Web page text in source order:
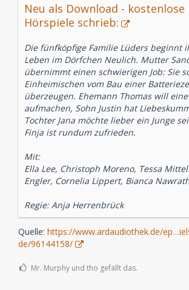
Neu als Download - kostenlose
Hörspiele schrieb:
Die fünfköpfige Familie Lüders beginnt
Leben im Dörfchen Neulich. Mutter
übernimmt einen schwierigen Job: Sie
Einheimischen vom Bau einer
überzeugen. Ehemann Thomas will
aufmachen, Sohn Justin hat
Tochter Jana möchte lieber ein Junge
Finja ist rundum zufrieden.
Mit:
Ella Lee, Christoph Moreno, Tessa
Engler, Cornelia Lippert, Bianca
Regie: Anja Herrenbrück
Quelle: https://www.ardaudiothek.de/
de/96144158/
Mr. Murphy und tho gefällt das.